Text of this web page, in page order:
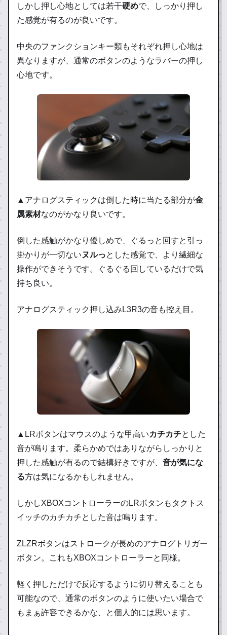
しかし押し心地としては若干硬めで、しっかり押し
た感覚が有るのが良いです。
中央のファンクションキー類もそれぞれ押し心地は
異なりますが、通常のボタンのようなラバーの押し
心地です。
▲アナログスティックは倒した時に当たる部分が金
属素材なのがかなり良いです。
倒した感触がかなり優しめで、ぐるっと回すと引っ
掛かりが一切ない ヌルっとした感覚で、より繊細な
操作ができそうです。ぐるぐる回しているだけで気
持ち良い。
アナログスティック押し込みL3R3の音も控え目。
▲LRボタンはマウスのような甲高いカチカチとした
音が鳴ります。柔らかめではありながらしっかりと
押した感触が有るので結構好きですが、 音が気にな
る方は気になるかもしれません。
しかしXBOXコントローラーのLRボタンもタクトス
イッチのカチカチとした音は鳴ります。
ZLZRボタンはストロークが長めのアナログトリガー
ボタン。これもXBOXコントローラーと同様。
軽く押しただけで反応するように切り替えることも
可能なので、通常のボタンのように使いたい場合で
もまぁ許容できるかな、と個人的には思います。